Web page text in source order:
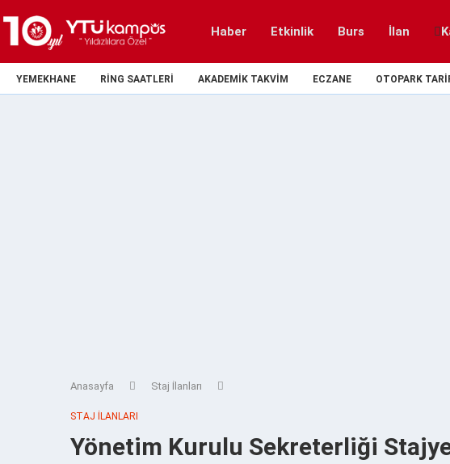
Haber Etkinlik Burs İlan
YEMEKHANE RING SAATLERI AKADEMIK TAKVIM ECZANE OTOPARK
Anasayfa Staj İlanları
STAJ İLANLARI
Yönetim Kurulu Sekreterliği